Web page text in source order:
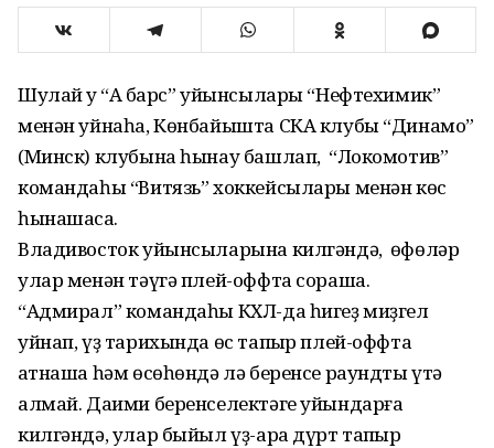
Шулай уҡ “Аҡ барс” уйынсылары “Нефтехимик”
менән уйнаһа, Көнбайышта СКА клубы “Динамо”
(Минск) клубына һынау башлап, “Локомотив”
командаһы “Витязь” хоккейсылары менән көс
һынашасаҡ.
Владивосток уйынсыларына килгәндә, өфөләр
улар менән тәүгә плей-оффта сораша.
“Адмирал” командаһы КХЛ-да һигеҙ миҙгел
уйнап, үҙ тарихында өс тапҡыр плей-оффта
ҡатнаша һәм өсөһөндә лә беренсе раундты үтә
алмай. Даими беренселектәге уйындарға
килгәндә, улар быйыл үҙ-ара дүрт тапҡыр